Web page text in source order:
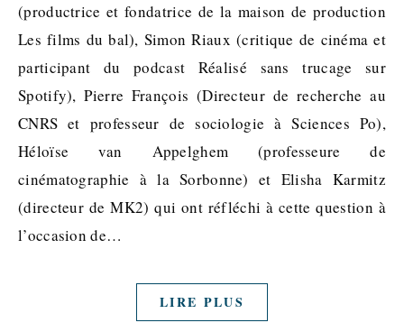
(productrice et fondatrice de la maison de production
Les films du bal), Simon Riaux (critique de cinéma et
participant du podcast Réalisé sans trucage sur
Spotify), Pierre François (Directeur de recherche au
CNRS et professeur de sociologie à Sciences Po),
Héloïse van Appelghem (professeure de
cinématographie à la Sorbonne) et Elisha Karmitz
(directeur de MK2) qui ont réfléchi à cette question à
l’occasion de…
LIRE PLUS